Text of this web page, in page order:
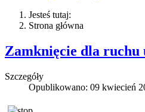
Jesteś tutaj:
Strona główna
Zamknięcie dla
Szczegóły
Opublikowano: 09 kwiecień